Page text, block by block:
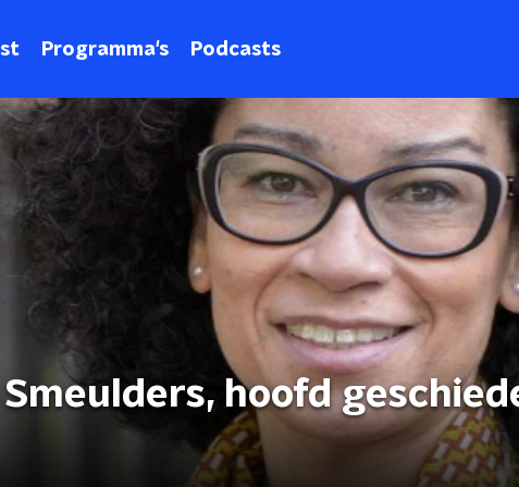
Programma's Podcasts
hoofd